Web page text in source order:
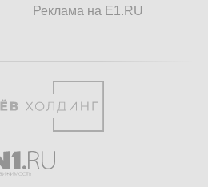
Реклама на E1.RU